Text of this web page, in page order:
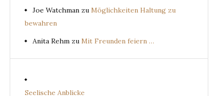
Joe Watchman zu Möglichkeiten Haltung zu
bewahren
Anita Rehm zu Mit Freunden feiern …
Seelische Anblicke